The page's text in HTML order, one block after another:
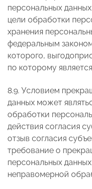
персональных
цели обработки
хранения
федеральным
которого,
по которому
8.9. Условием
данных может
обработки
действия согласия
отзыв согласия
требование о
персональных
неправомерной